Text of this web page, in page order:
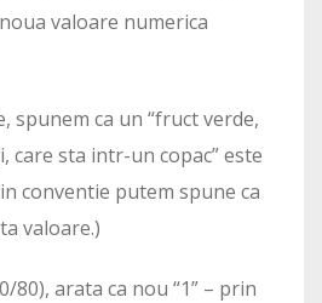
valoare numerica
spunem ca un “fruct verde,
care sta intr-un copac” este
conventie putem spune ca
valoare.)
80), arata ca nou “1” – prin